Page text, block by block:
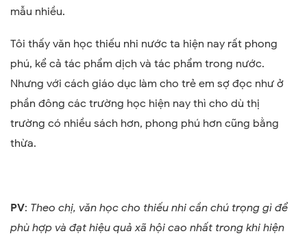
mẫu nhiều.
Tôi thấy văn học thiếu nhi nước ta hiện nay rất phong
phú, kể cả tác phẩm dịch và tác phẩm trong nước.
Nhưng với cách giáo dục làm cho trẻ em sợ đọc như ở
phần đông các trường học hiện nay thì cho dù thị
trường có nhiều sách hơn, phong phú hơn cũng bằng
thừa.
PV: Theo chị, văn học cho thiếu nhi cần chú trọng gì để
phù hợp và đạt hiệu quả xã hội cao nhất trong khi hiện